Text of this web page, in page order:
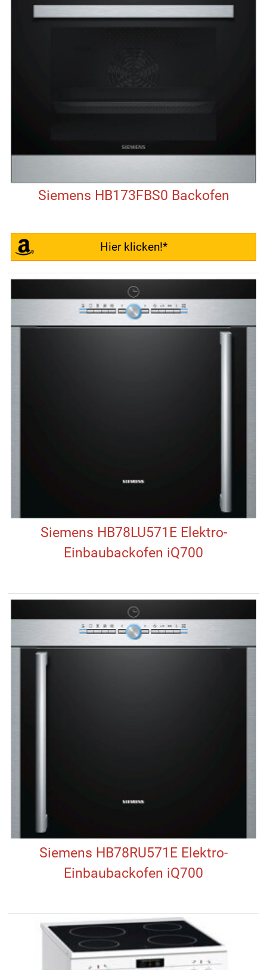
Siemens HB173FBS0 Backofen
Hier klicken!*
Siemens HB78LU571E Elektro-
Einbaubackofen iQ700
Siemens HB78RU571E Elektro-
Einbaubackofen iQ700